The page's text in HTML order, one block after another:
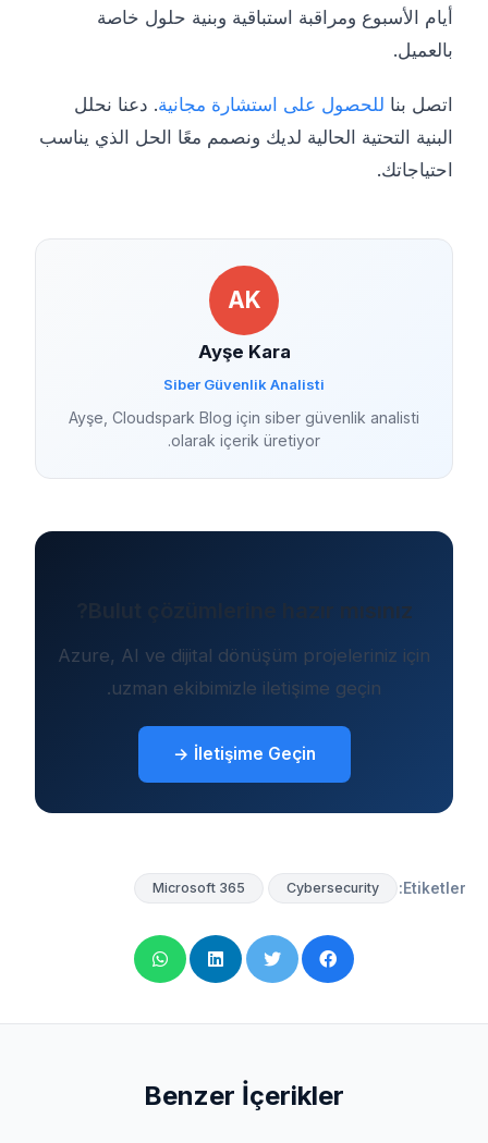
أيام الأسبوع ومراقبة استباقية وبنية حلول خاصة
بالعميل.
اتصل بنا للحصول على استشارة مجانية. دعنا نحلل
البنية التحتية الحالية لديك ونصمم معًا الحل الذي يناسب
احتياجاتك.
AK
Ayşe Kara
Siber Güvenlik Analisti
Ayşe, Cloudspark Blog için siber güvenlik analisti
olarak içerik üretiyor.
Bulut çözümlerine hazır mısınız?
Azure, AI ve dijital dönüşüm projeleriniz için
uzman ekibimizle iletişime geçin.
İletişime Geçin →
Etiketler:
Cybersecurity
Microsoft 365
Benzer İçerikler